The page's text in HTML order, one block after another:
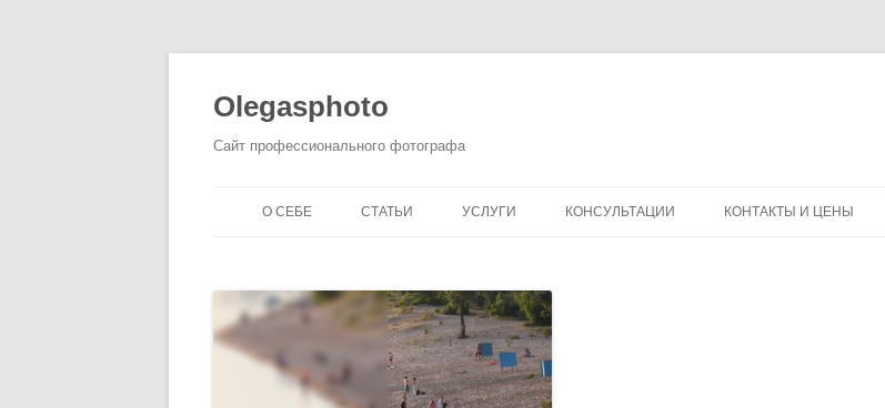
Olegasphoto
Сайт профессионального фотографа
к
О СЕБЕ СТАТЬИ УСЛУГИ КОНСУЛЬТАЦИИ КОНТАКТЫ И ЦЕНЫ